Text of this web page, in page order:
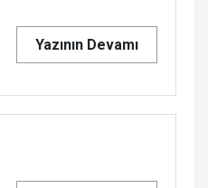
Yazının Devamı